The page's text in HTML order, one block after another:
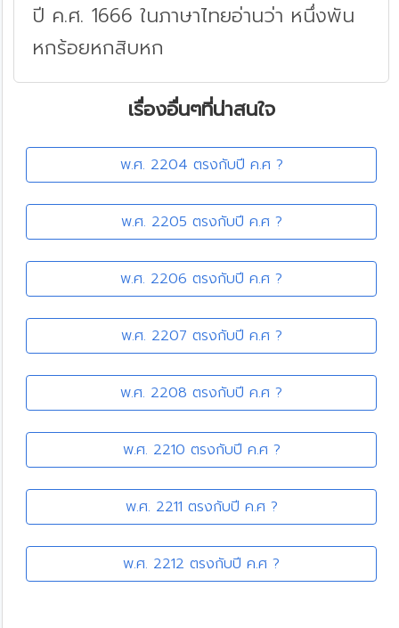
ปี ค.ศ. 1666 ในภาษาไทยอ่านว่า หนึ่งพัน
หกร้อยหกสิบหก
เรื่องอื่นๆที่น่าสนใจ
พ.ศ. 2204 ตรงกับปี ค.ศ ?
พ.ศ. 2205 ตรงกับปี ค.ศ ?
พ.ศ. 2206 ตรงกับปี ค.ศ ?
พ.ศ. 2207 ตรงกับปี ค.ศ ?
พ.ศ. 2208 ตรงกับปี ค.ศ ?
พ.ศ. 2210 ตรงกับปี ค.ศ ?
พ.ศ. 2211 ตรงกับปี ค.ศ ?
พ.ศ. 2212 ตรงกับปี ค.ศ ?